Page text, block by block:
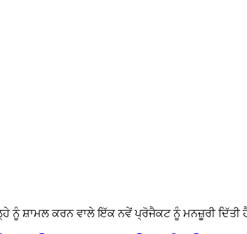
ਨੂੰ ਸ਼ਾਮਲ ਕਰਨ ਵਾਲੇ ਇੱਕ ਨਵੇਂ ਪ੍ਰੋਜੈਕਟ ਨੂੰ ਮਨਜ਼ੂਰੀ ਦਿੱਤੀ